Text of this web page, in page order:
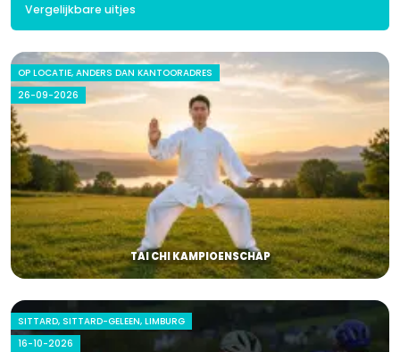
Vergelijkbare uitjes
OP LOCATIE, ANDERS DAN KANTOORADRES
26-09-2026
TAI CHI KAMPIOENSCHAP
SITTARD, SITTARD-GELEEN, LIMBURG
16-10-2026